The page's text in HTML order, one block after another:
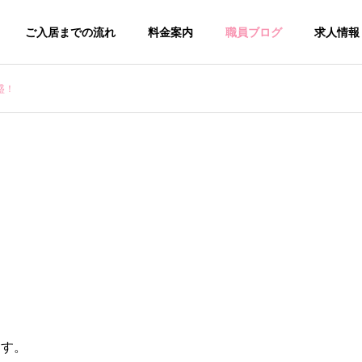
ご入居までの流れ 料金案内 職員ブログ 求人情報
。